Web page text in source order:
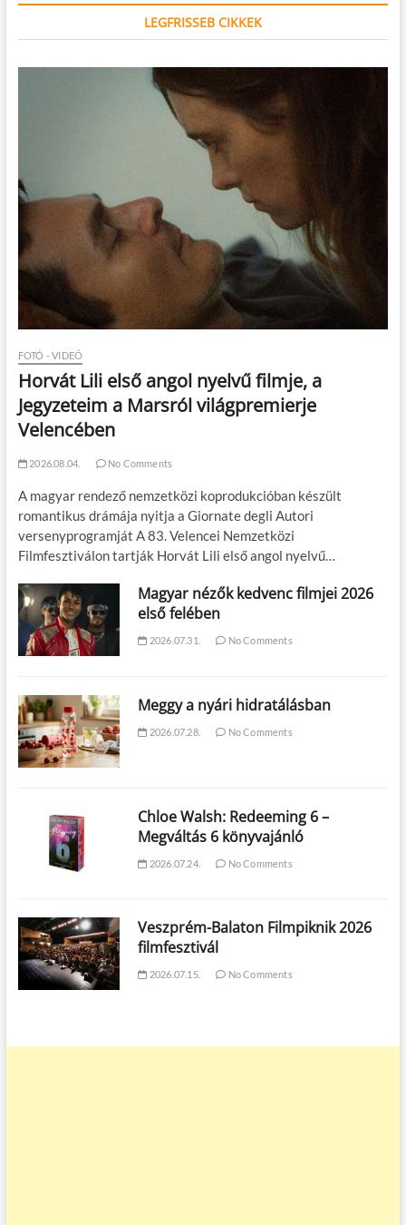
LEGFRISSEB CIKKEK
FOTÓ - VIDEÓ
Horvát Lili első angol nyelvű filmje, a
Jegyzeteim a Marsról világpremierje
Velencében
2026.08.04. No Comments
A magyar rendező nemzetközi koprodukcióban készült
romantikus drámája nyitja a Giornate degli Autori
versenyprogramját A 83. Velencei Nemzetközi
Filmfesztiválon tartják Horvát Lili első angol nyelvű…
Magyar nézők kedvenc filmjei 2026
első felében
2026.07.31. No Comments
Meggy a nyári hidratálásban
2026.07.28. No Comments
Chloe Walsh: Redeeming 6 –
Megváltás 6 könyvajánló
2026.07.24. No Comments
Veszprém-Balaton Filmpiknik 2026
filmfesztivál
2026.07.15. No Comments